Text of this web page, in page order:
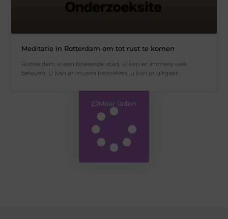
Meditatie in Rotterdam om tot rust te komen
Rotterdam is een boeiende stad. U kan er immers veel
beleven. U kan er musea bezoeken, u kan er uitgaan,
Meer laden